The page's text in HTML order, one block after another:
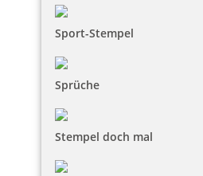
Sport-Stempel
Sprüche
Stempel doch mal